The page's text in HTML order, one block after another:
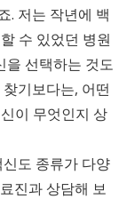
. 저는 작년에 백
수 있었던 병원
을 선택하는 것도
기보다는, 어떤
이 무엇인지 상
도 종류가 다양
진과 상담해 보